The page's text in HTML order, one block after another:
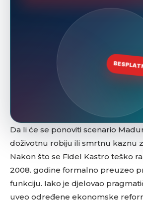
Da li će se ponoviti scenario
doživotnu robiju ili smrtnu kaznu
Nakon što se Fidel Kastro teško
2008. godine formalno preuzeo
funkciju. Iako je djelovao
uveo određene ekonomske